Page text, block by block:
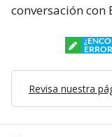
conversación con
Revisa nuestra